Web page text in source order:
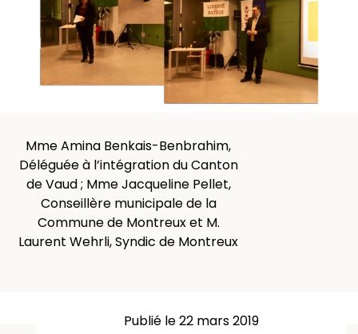
Mme Amina Benkais-Benbrahim,
Déléguée à l’intégration du Canton
de Vaud ; Mme Jacqueline Pellet,
Conseillère municipale de la
Commune de Montreux et M.
Laurent Wehrli, Syndic de Montreux
Publié le 22 mars 2019